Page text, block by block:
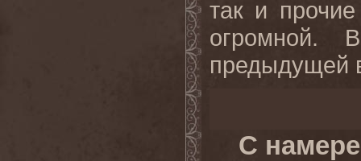
так и
огромной.
предыдущей
С